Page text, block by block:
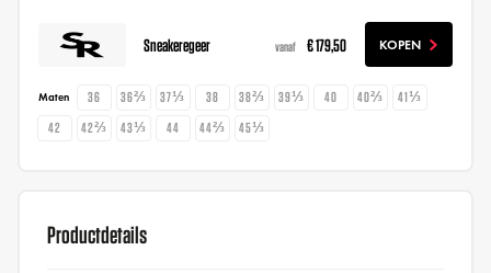
Sneakeregeer vanaf € 179,50 KOPEN
Maten 36 36⅔ 37⅓ 38 38⅔ 39⅓ 40 40⅔
41⅓
42
42⅔ 43⅓ 44 44⅔ 45⅓
Productdetails